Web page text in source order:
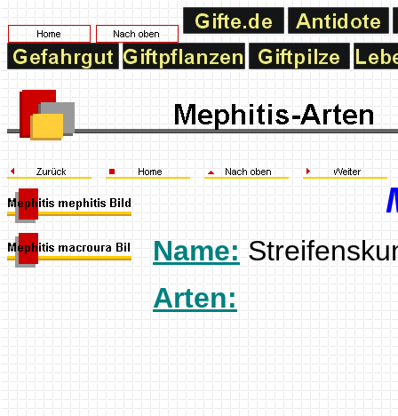
Name:
Arten: